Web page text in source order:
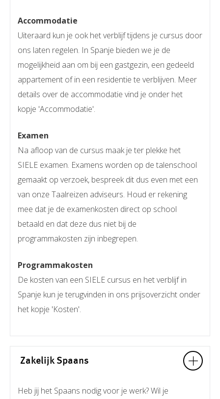
Accommodatie
Uiteraard kun je ook het verblijf tijdens je cursus door
ons laten regelen. In Spanje bieden we je de
mogelijkheid aan om bij een gastgezin, een gedeeld
appartement of in een residentie te verblijven. Meer
details over de accommodatie vind je onder het
kopje 'Accommodatie'.
Examen
Na afloop van de cursus maak je ter plekke het
SIELE examen. Examens worden op de talenschool
gemaakt op verzoek, bespreek dit dus even met een
van onze Taalreizen adviseurs. Houd er rekening
mee dat je de examenkosten direct op school
betaald en dat deze dus niet bij de
programmakosten zijn inbegrepen.
Programmakosten
De kosten van een SIELE cursus en het verblijf in
Spanje kun je terugvinden in ons prijsoverzicht onder
het kopje 'Kosten'.
Zakelijk Spaans
Heb jij het Spaans nodig voor je werk? Wil je